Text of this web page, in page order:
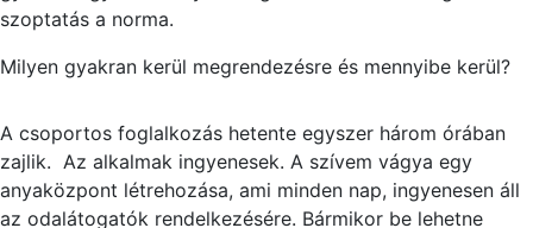
szoptatás a norma.
Milyen gyakran kerül megrendezésre és mennyibe kerül?
A csoportos foglalkozás hetente egyszer három órában
zajlik. Az alkalmak ingyenesek. A szívem vágya egy
anyaközpont létrehozása, ami minden nap, ingyenesen áll
az odalátogatók rendelkezésére. Bármikor be lehetne